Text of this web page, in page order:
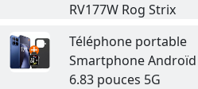
RV177W Rog Strix
Téléphone portable
Smartphone Androïd
6.83 pouces 5G